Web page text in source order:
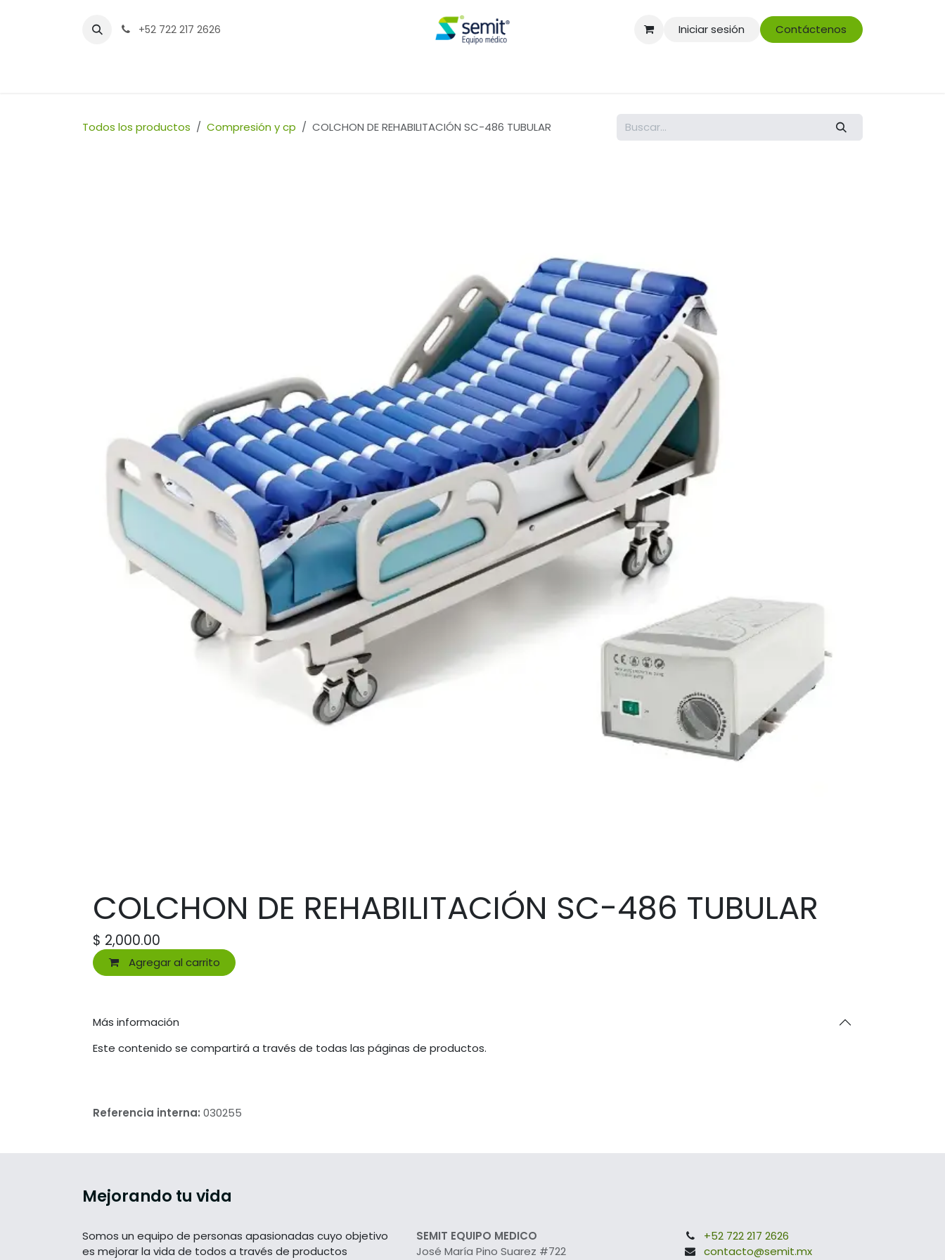
+52 722 217 2626 Iniciar sesión Contáctenos
Todos los productos Compresión y cp COLCHON DE REHABILITACIÓN SC-486 TUBULAR
COLCHON DE REHABILITACIÓN SC-486 TUBULAR
$ 2,000.00
Agregar al carrito
Más información
Este contenido se compartirá a través de todas las páginas de productos.
Referencia interna: 030255
Mejorando tu vida
Somos un equipo de personas apasionadas cuyo objetivo
es mejorar la vida de todos a través de productos
SEMIT EQUIPO MEDICO
José María Pino Suarez #722
+52 722 217 2626
contacto@semit.mx